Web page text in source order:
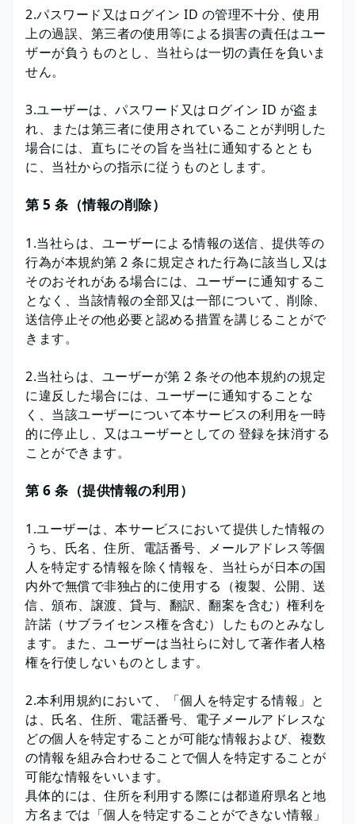
2.パスワード又はログイン ID の管理不十分、使用
上の過誤、第三者の使用等による損害の責任はユー
ザーが負うものとし、当社らは一切の責任を負いま
せん。
3.ユーザーは、パスワード又はログイン ID が盗ま
れ、または第三者に使用されていることが判明した
場合には、直ちにその旨を当社に通知するととも
に、当社からの指示に従うものとします。
第 5 条（情報の削除）
1.当社らは、ユーザーによる情報の送信、提供等の
行為が本規約第 2 条に規定された行為に該当し又は
そのおそれがある場合には、ユーザーに通知するこ
となく、当該情報の全部又は一部について、削除、
送信停止その他必要と認める措置を講じることがで
きます。
2.当社らは、ユーザーが第 2 条その他本規約の規定
に違反した場合には、ユーザーに通知することな
く、当該ユーザーについて本サービスの利用を一時
的に停止し、又はユーザーとしての 登録を抹消する
ことができます。
第 6 条（提供情報の利用）
1.ユーザーは、本サービスにおいて提供した情報の
うち、氏名、住所、電話番号、メールアドレス等個
人を特定する情報を除く情報を、当社らが日本の国
内外で無償で非独占的に使用する（複製、公開、送
信、頒布、譲渡、貸与、翻訳、翻案を含む）権利を
許諾（サブライセンス権を含む）したものとみなし
ます。また、ユーザーは当社らに対して著作者人格
権を行使しないものとします。
2.本利用規約において、「個人を特定する情報」と
は、氏名、住所、電話番号、電子メールアドレスな
どの個人を特定することが可能な情報および、複数
の情報を組み合わせることで個人を特定することが
可能な情報をいいます。
具体的には、住所を利用する際には都道府県名と地
方名までは「個人を特定することができない情報」